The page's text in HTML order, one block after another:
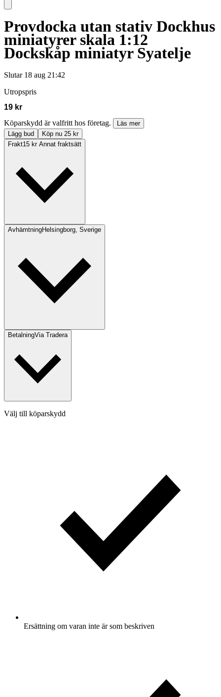
Provdocka utan stativ Dockhus
miniatyrer skala 1:12
Dockskåp miniatyr Syatelje
Slutar 18 aug 21:42
Utropspris
19 kr
Köparskydd är valfritt hos företag.
Läs mer
Lägg bud
Köp nu 25 kr
Frakt15 kr Annat fraktsätt
AvhämtningHelsingborg, Sverige
BetalningVia Tradera
Välj till köparskydd
Ersättning om varan inte är som beskriven